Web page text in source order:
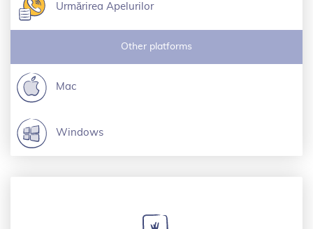
Urmărirea Apelurilor
Other platforms
Mac
Windows